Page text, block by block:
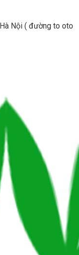
Nội ( đường to oto